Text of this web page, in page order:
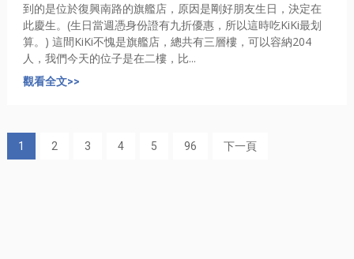
到的是位於復興南路的旗艦店，原因是剛好朋友生日，決定在
此慶生。(生日當週憑身份證有九折優惠，所以這時吃KiKi最划
算。) 這間KiKi不愧是旗艦店，總共有三層樓，可以容納204
人，我們今天的位子是在二樓，比...
觀看全文>>
1 2 3 4 5 96 下一頁